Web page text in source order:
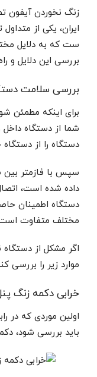
زنگ نخوردن آیفون
ایران، یکی از
ست که به دلایل
بررسی این دلایل و
بررسی سلامت
برای اینکه مطمئن
شما از دستگاه
دستگاه را از دستگاه
داده شده است،
مختلف متفاوت
اگر مشکل از دستگاه
موارد زیر را بررسی
خرابی دکمه زنگ
اولین موردی که در
باید بررسی شود،